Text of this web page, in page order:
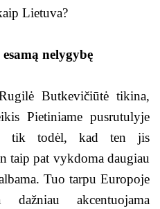
Lietuva?
nelygybę
Butkevičiūtė tikina,
Pietiniame pusrutulyje
tik todėl, kad ten jis
taip pat vykdoma daugiau
Tuo tarpu Europoje
akcentuojama